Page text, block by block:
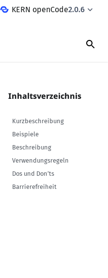
KERN openCode2.0.6
Inhaltsverzeichnis
Kurzbeschreibung
Beispiele
Beschreibung
Verwendungsregeln
Dos und Don’ts
Barrierefreiheit